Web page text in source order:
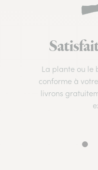
La plante ou le
conforme à
livrons